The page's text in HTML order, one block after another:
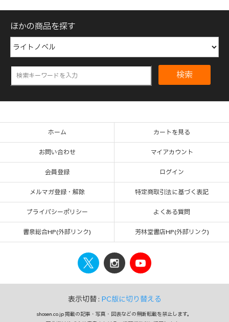
ほかの商品を探す
検索
ホーム カートを見る
お問い合わせ マイアカウント
会員登録 ログイン
メルマガ登録・解除 特定商取引法に基づく表記
プライバシーポリシー よくある質問
書泉総合HP(外部リンク) 芳林堂書店HP(外部リンク)
表示切替 : PC版に切り替える
shosen.co.jp 掲載の記事・写真・図表などの無断転載を禁止します。